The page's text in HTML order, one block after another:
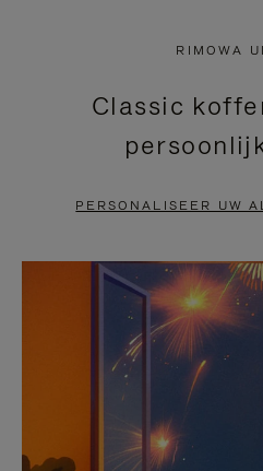
DRUK
OM
PAUZEREN
VIDEO
IS
HIER
OM
HET
DEMPEN
OP
RIMOWA
Classic
PERSONALISEER UW